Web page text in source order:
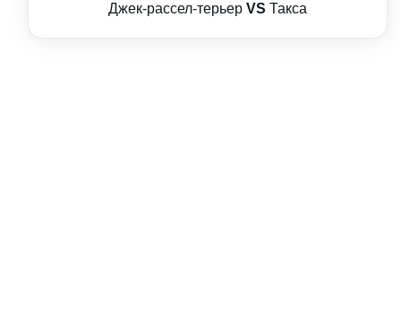
Джек-рассел-терьер VS Такса